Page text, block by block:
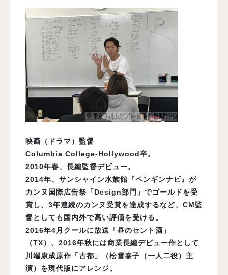
映画（ドラマ）監督
Columbia College-Hollywood卒。
2010年春、長編監督デビュー。
2014年、サンシャイン水族館『ペンギンナビ』が
カンヌ国際広告祭「Design部門」でゴールドを受
賞し、3年連続のカンヌ受賞を達成するなど、CM監
督としても国内外で高い評価を受ける。
2016年4月クールに放送「昼のセント酒」
（TX）、2016年秋には商業長編デビュー作として
川端康成原作「古都」（松雪泰子（一人二役）主
演）を現代版にアレンジ。